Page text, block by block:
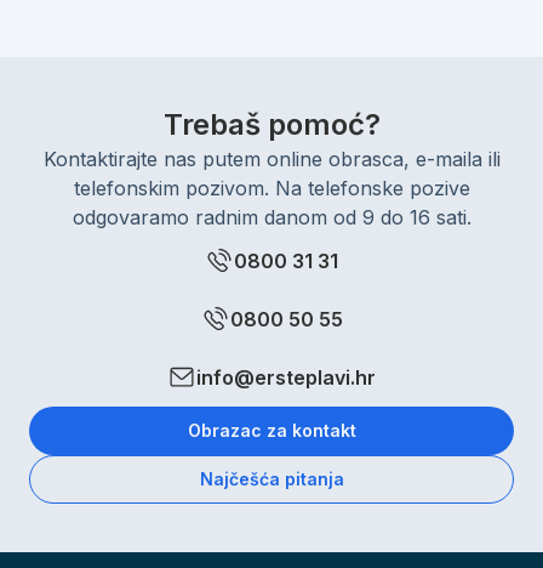
Trebaš pomoć?
Kontaktirajte nas putem online obrasca, e-maila ili
telefonskim pozivom. Na telefonske pozive
odgovaramo radnim danom od 9 do 16 sati.
0800 31 31
0800 50 55
info@ersteplavi.hr
Obrazac za kontakt
Najčešća pitanja